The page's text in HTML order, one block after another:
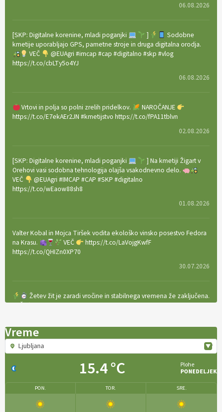
06.08.2026
[SKP: Digitalne korenine, mladi poganjki ]
Sodobne
kmetije uporabljajo GPS, pametne stroje in druga digitalna orodja.
VEČ
@EUAgri #imcap #cap #digitalno #skp #vlog
https://t.co/cbLTy5o4YJ
06.08.2026
Vrtovi in polja so polni zrelih pridelkov.
NAROČANJE
https://t.co/E7ekAEr2JN #kmetijstvo https://t.co/fPA11tblvn
02.08.2026
[SKP: Digitalne korenine, mladi poganjki
] Na kmetiji Žigart v
Orehovi vasi sodobna tehnologija olajša vsakodnevno delo.
VEČ
@EUAgri #IMCAP #CAP #SKP #digitalno
https://t.co/wEaow88sh8
01.08.2026
Valter Kobal in Mojca Tiršek vodita ekološko vinsko posestvo Fedora
na Krasu.
VEČ
https://t.co/LaVojgKwfF
https://t.co/QHIZn0XP70
30.07.2026
Žetev žit je zaradi vročine in stabilnega vremena že zaključena.
VEČ
https://t.co/bBWaIz6Hhh https://t.co/TtKoOF5ENS
[EKOloško = LOGIČNO
Ameriške borovnice so odlična izbira za
#IMCAP #CAP https://t.co/tQd9tB1THk
22.07.2026
Vreme
Ljubljana
15.4 °C
Plohe
PONEDELJEK
PON. TOR. SRE.